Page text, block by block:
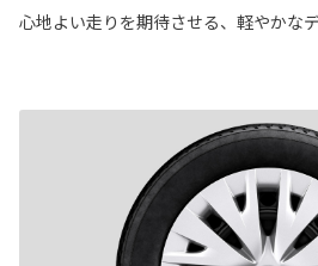
心地よい走りを期待させる、軽やかなデ